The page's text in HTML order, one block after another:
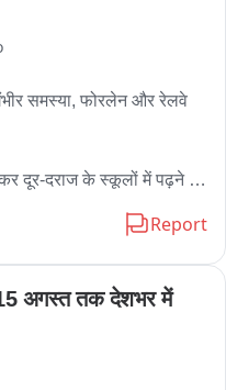
गंभीर समस्या, फोरलेन और रेलवे
दूर-दराज के स्कूलों में पढ़ने
दिशा में बसे हजारों लोगों के
पूर्वी हिस्से में निवास करता है
हमेशा दुर्घटना का खतरा
में शिक्षा व्यवस्था की एक
Report
अगस्त तक देशभर में